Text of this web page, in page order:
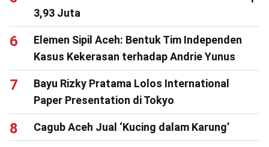
3,93 Juta
Elemen Sipil Aceh: Bentuk Tim Independen
Kasus Kekerasan terhadap Andrie Yunus
Bayu Rizky Pratama Lolos International
Paper Presentation di Tokyo
Cagub Aceh Jual ‘Kucing dalam Karung’